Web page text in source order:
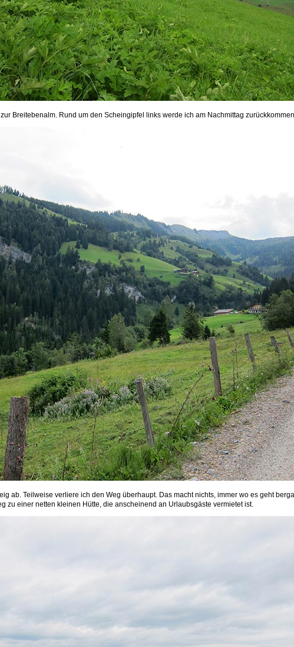
Breitebenalm. Rund um den Scheingipfel links werde ich am Nachmittag
ab. Teilweise verliere ich den Weg überhaupt. Das macht nichts, immer wo es geht
zu einer netten kleinen Hütte, die anscheinend an Urlaubsgäste vermietet ist.